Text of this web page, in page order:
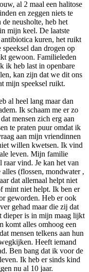
al 2 maal een halitose
en zeggen niets te
neusholte, heb het
mijn keel. De laatste
kuren, het ruikt
dan drogen op
gewoon. Familieleden
ik heb last in openbare
kan zijn dat we dit ons
mijn speeksel ruikt.
al heel lang maar dan
Ik schaam me er zo
mensen zich erg aan
te praten puur omdat ik
aan mijn vriendinnen
willen kwetsen. Ik vind
leven. Mijn familie
vind. Je kan het van
(flossen, mondwater ,
dat allemaal helpt niet
mint niet helpt. Ik ben er
geworden. Heb er ook
gehad maar die zij dat
dieper is in mijn maag lijkt
komt alles omhoog een
mensen telkens aan hun
Heeft iemand
Ben bang dat ik voor de
Ik heb er sinds kind
nu al 10 jaar.